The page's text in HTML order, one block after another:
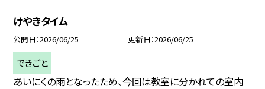
けやきタイム
公開日 2026/06/25 更新日 2026/06/25
できごと
あいにくの雨となったため、今回は教室に分かれての室内